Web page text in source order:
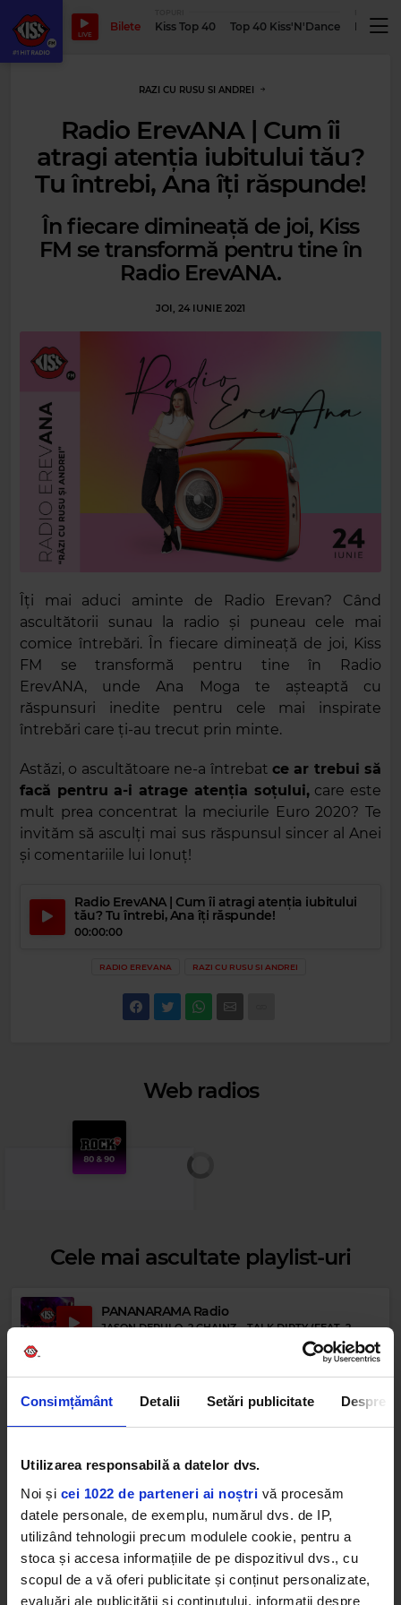
Consimțământ Detalii Setări publicitate Despre
Utilizarea responsabilă a datelor dvs.
Noi și cei 1022 de parteneri ai noștri vă procesăm
datele personale, de exemplu, numărul dvs. de IP,
utilizând tehnologii precum modulele cookie, pentru a
stoca și accesa informațiile de pe dispozitivul dvs., cu
scopul de a vă oferi publicitate și conținut personalizate,
evaluări ale publicității și conținutului, informații despre
LIVE
Bilete Kiss Top 40 Top 40 Kiss'N'Dance
RAZI CU RUSU SI ANDREI
Radio ErevANA | Cum îi
atragi atenția iubitului tău?
Tu întrebi, Ana îți răspunde!
În fiecare dimineață de joi, Kiss
FM se transformă pentru tine în
Radio ErevANA.
JOI, 24 IUNIE 2021
Îți mai aduci aminte de Radio Erevan? Când
ascultătorii sunau la radio și puneau cele mai
comice întrebări. În fiecare dimineață de joi, Kiss
FM se transformă pentru tine în Radio
ErevANA, unde Ana Moga te așteaptă cu
răspunsuri inedite pentru cele mai inspirate
întrebări care ți-au trecut prin minte.
Astăzi, o ascultătoare ne-a întrebat ce ar trebui să
facă pentru a-i atrage atenția soțului,care este
mult prea concentrat la meciurile Euro 2020? Te
invităm să asculți mai sus răspunsul sincer al Anei
și comentariile lui Ionuț!
Radio ErevANA | Cum îi atragi atenția iubitului
tău? Tu întrebi, Ana îți răspunde!
00:00:00
RADIO EREVANA RAZI CU RUSU SI ANDREI
Web radios
Cele mai ascultate playlist-uri
PANANARAMA Radio
JASON DERULO, 2 CHAINZ–TALK DIRTY (FEAT. 2
Afro Vibes Volume II by Nico
RAMPA, ADAM PORT, &ME, CHUALA, KEINEMUSIK–
Favorites By Dimineața de Vară cu Boba &
Lucia
– DACĂ PLOAIA S-AR OPRI (PLOAIA)
Kiss Kiss in the Summer by DJ Yaang
DAVID TAVARÉ, 2 EIVISSA
HOT SUMMER NIGHT (OH
LA LA LA) (FEAT. 2 EIVISSA) (FEAT. 2 EIVISSA)